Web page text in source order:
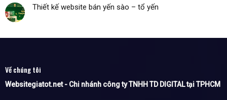
Thiết kế website bán yến sào – tổ yến
Về chúng tôi
Websitegiatot.net - Chi nhánh công ty TNHH TD DIGITAL tại TPHCM